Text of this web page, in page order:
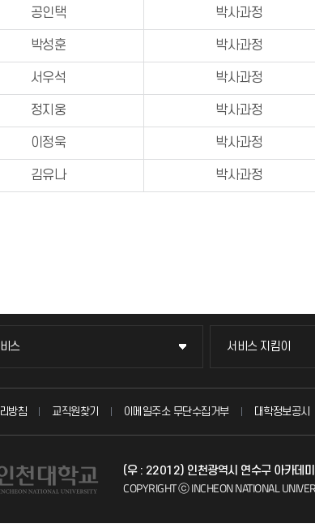
공인택 박사과정
박성훈 박사과정
서우석 박사과정
정지웅 박사과정
이정욱 박사과정
김유나 박사과정
스
스
방송
서비스 지킴이
서비스 지킴이
묻고 답하기
자주 묻는 질문
방침 교직원찾기 이메일주소 무단수집거부 대학정보공시
(우 : 22012) 인천광역시 연수구 아카데
COPYRIGHT ⓒ INCHEON NATIONAL